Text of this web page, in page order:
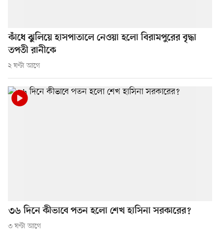
কাঁধে ঝুলিয়ে হাসপাতালে নেওয়া হলো বিরামপুরের বৃদ্ধা
তপতী রানীকে
২ ঘণ্টা আগে
৩৬ দিনে কীভাবে পতন হলো শেখ হাসিনা সরকারের?
৩ ঘণ্টা আগে